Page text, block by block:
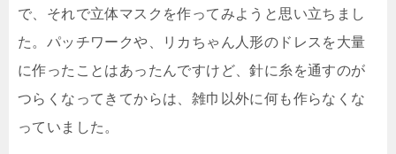
で、それで立体マスクを作ってみようと思い立ちまし
た。パッチワークや、リカちゃん人形のドレスを大量
に作ったことはあったんですけど、針に糸を通すのが
つらくなってきてからは、雑巾以外に何も作らなくな
っていました。